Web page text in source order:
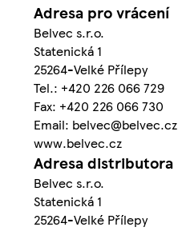
Adresa pro vrácení
Belvec s.r.o.
Statenická 1
25264-Velké Přílepy
Tel.: +420 226 066 729
Fax: +420 226 066 730
Email: belvec@belvec.cz
www.belvec.cz
Adresa distributora
Belvec s.r.o.
Statenická 1
25264-Velké Přílepy